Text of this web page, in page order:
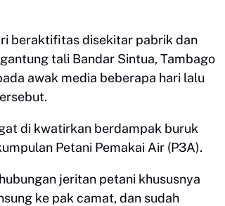
beraktifitas disekitar pabrik dan
tali Bandar Sintua, Tambago
awak media beberapa hari lalu
di kwatirkan berdampak buruk
Petani Pemakai Air (P3A).
jeritan petani khususnya
ke pak camat, dan sudah